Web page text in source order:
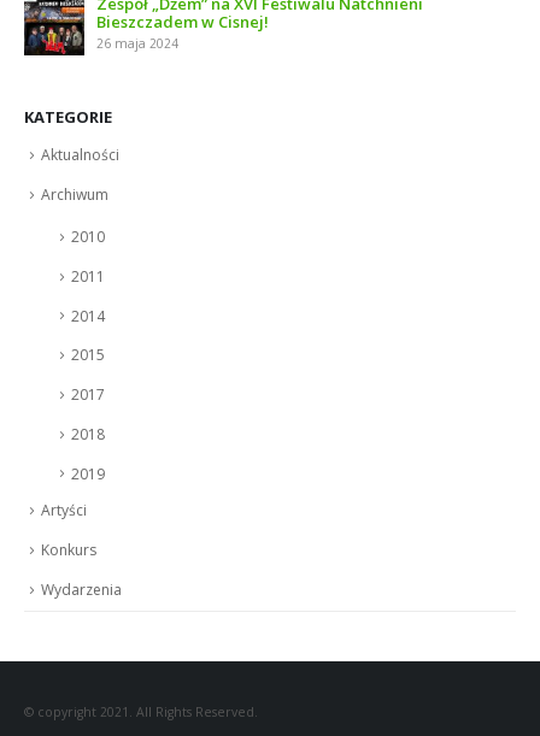
Bieszczadem w Cisnej!
26 maja 2024
KATEGORIE
Aktualności
Archiwum
2010
2011
2014
2015
2017
2018
2019
Artyści
Konkurs
Wydarzenia
© copyright 2021. All Rights Reserved.